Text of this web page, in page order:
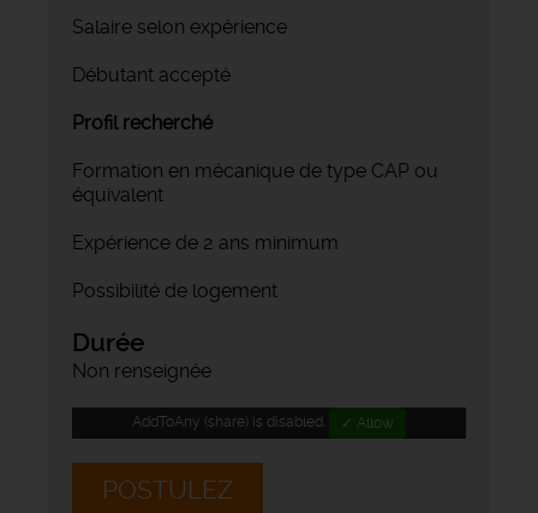
Salaire selon expérience
Débutant accepté
Profil recherché
Formation en mécanique de type CAP ou
équivalent
Expérience de 2 ans minimum
Possibilité de logement
Durée
Non renseignée
AddToAny (share) is disabled. ✓ Allow
POSTULEZ